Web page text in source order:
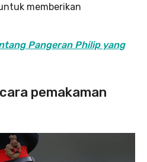
memberikan
Pangeran Philip yang
pemakaman